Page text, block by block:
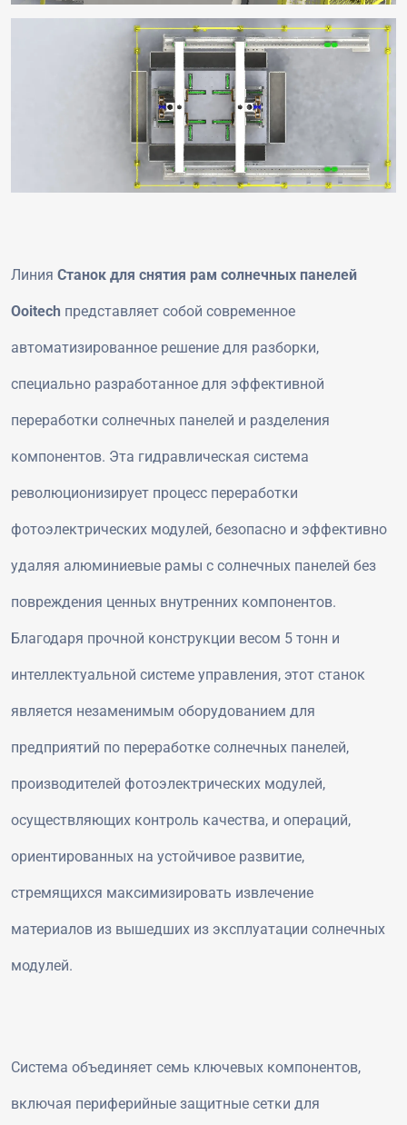
Линия Станок для снятия рам солнечных панелей
Ooitech представляет собой современное
автоматизированное решение для разборки,
специально разработанное для эффективной
переработки солнечных панелей и разделения
компонентов. Эта гидравлическая система
революционизирует процесс переработки
фотоэлектрических модулей, безопасно и эффективно
удаляя алюминиевые рамы с солнечных панелей без
повреждения ценных внутренних компонентов.
Благодаря прочной конструкции весом 5 тонн и
интеллектуальной системе управления, этот станок
является незаменимым оборудованием для
предприятий по переработке солнечных панелей,
производителей фотоэлектрических модулей,
осуществляющих контроль качества, и операций,
ориентированных на устойчивое развитие,
стремящихся максимизировать извлечение
материалов из вышедших из эксплуатации солнечных
модулей.
Система объединяет семь ключевых компонентов,
включая периферийные защитные сетки для